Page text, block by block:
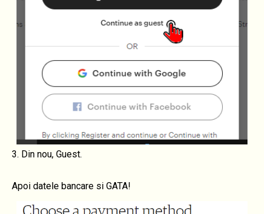
3. Din nou, Guest.
Apoi datele bancare si GATA!